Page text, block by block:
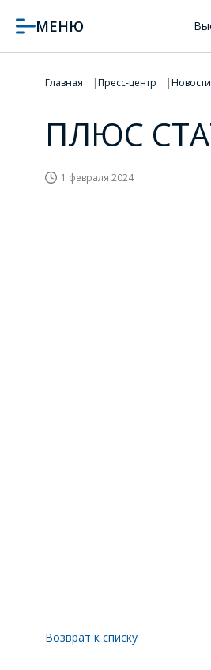
МЕНЮ
Главная Пресс-центр Новости
ПЛЮС
1 февраля 2024
Возврат к списку